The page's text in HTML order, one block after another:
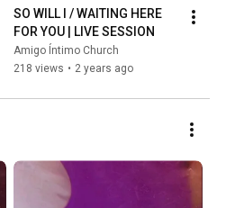
SO WILL I / WAITING HERE
FOR YOU | LIVE SESSION
Amigo Íntimo Church
218 views • 2 years ago